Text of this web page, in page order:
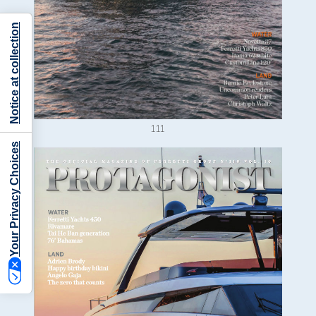
111
Your Privacy Choices
Notice at collection